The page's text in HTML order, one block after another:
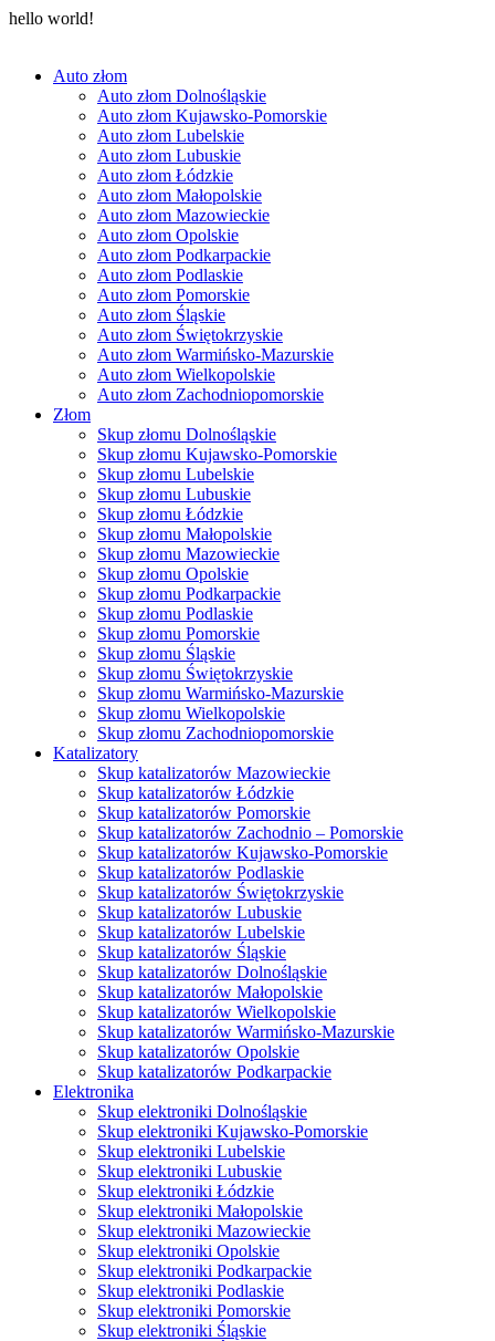
hello world!
Auto złom
Auto złom Dolnośląskie
Auto złom Kujawsko-Pomorskie
Auto złom Lubelskie
Auto złom Lubuskie
Auto złom Łódzkie
Auto złom Małopolskie
Auto złom Mazowieckie
Auto złom Opolskie
Auto złom Podkarpackie
Auto złom Podlaskie
Auto złom Pomorskie
Auto złom Śląskie
Auto złom Świętokrzyskie
Auto złom Warmińsko-Mazurskie
Auto złom Wielkopolskie
Auto złom Zachodniopomorskie
Złom
Skup złomu Dolnośląskie
Skup złomu Kujawsko-Pomorskie
Skup złomu Lubelskie
Skup złomu Lubuskie
Skup złomu Łódzkie
Skup złomu Małopolskie
Skup złomu Mazowieckie
Skup złomu Opolskie
Skup złomu Podkarpackie
Skup złomu Podlaskie
Skup złomu Pomorskie
Skup złomu Śląskie
Skup złomu Świętokrzyskie
Skup złomu Warmińsko-Mazurskie
Skup złomu Wielkopolskie
Skup złomu Zachodniopomorskie
Katalizatory
Skup katalizatorów Mazowieckie
Skup katalizatorów Łódzkie
Skup katalizatorów Pomorskie
Skup katalizatorów Zachodnio – Pomorskie
Skup katalizatorów Kujawsko-Pomorskie
Skup katalizatorów Podlaskie
Skup katalizatorów Świętokrzyskie
Skup katalizatorów Lubuskie
Skup katalizatorów Lubelskie
Skup katalizatorów Śląskie
Skup katalizatorów Dolnośląskie
Skup katalizatorów Małopolskie
Skup katalizatorów Wielkopolskie
Skup katalizatorów Warmińsko-Mazurskie
Skup katalizatorów Opolskie
Skup katalizatorów Podkarpackie
Elektronika
Skup elektroniki Dolnośląskie
Skup elektroniki Kujawsko-Pomorskie
Skup elektroniki Lubelskie
Skup elektroniki Lubuskie
Skup elektroniki Łódzkie
Skup elektroniki Małopolskie
Skup elektroniki Mazowieckie
Skup elektroniki Opolskie
Skup elektroniki Podkarpackie
Skup elektroniki Podlaskie
Skup elektroniki Pomorskie
Skup elektroniki Śląskie